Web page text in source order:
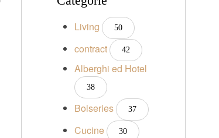
Living 50
contract 42
Alberghi ed Hotel
38
Boiseries 37
Cucine 30